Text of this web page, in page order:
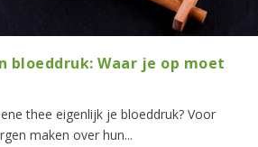
bloeddruk: Waar je op moet
thee eigenlijk je bloeddruk? Voor
maken over hun...